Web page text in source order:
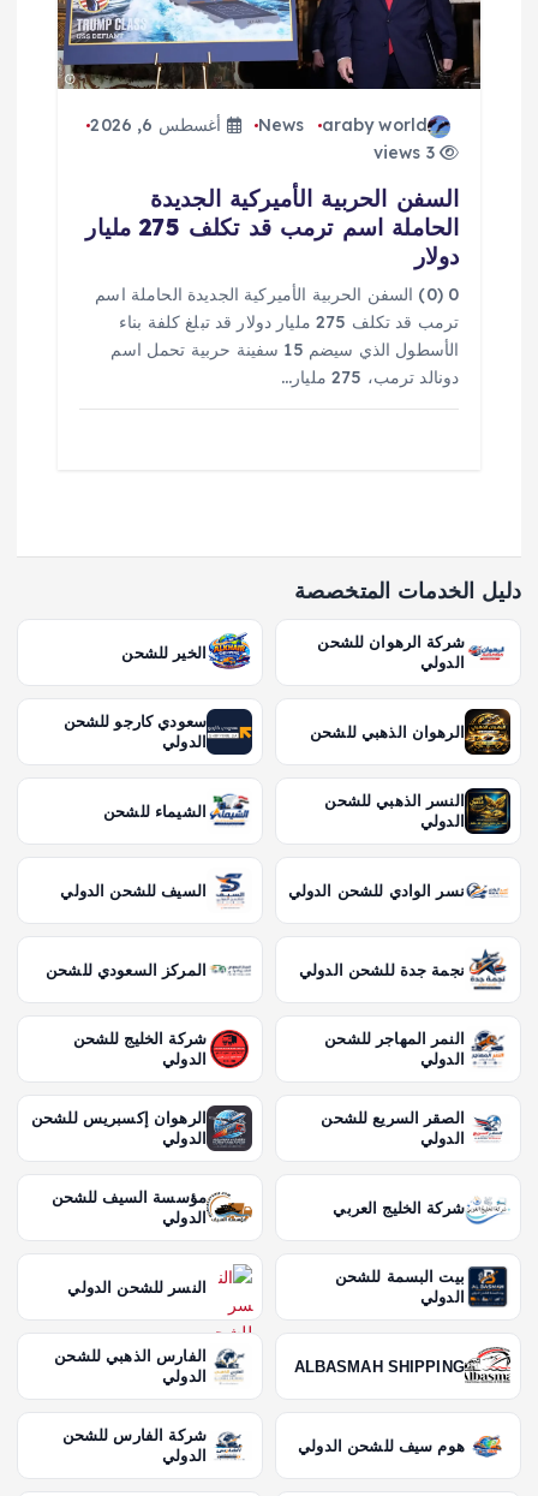
araby world
News
أغسطس 6, 2026
3 views
السفن الحربية الأميركية الجديدة
الحاملة اسم ترمب قد تكلف 275 مليار
دولار
0 (0) السفن الحربية الأميركية الجديدة الحاملة اسم
ترمب قد تكلف 275 مليار دولار قد تبلغ كلفة بناء
الأسطول الذي سيضم 15 سفينة حربية تحمل اسم
دونالد ترمب، 275 مليار…
دليل الخدمات المتخصصة
شركة الرهوان للشحن
الدولي
الخير للشحن
الرهوان الذهبي للشحن
سعودي كارجو للشحن
الدولي
النسر الذهبي للشحن
الدولي
الشيماء للشحن
نسر الوادي للشحن الدولي السيف للشحن الدولي
نجمة جدة للشحن الدولي المركز السعودي للشحن
النمر المهاجر للشحن
الدولي
شركة الخليج للشحن
الدولي
الصقر السريع للشحن
الدولي
الرهوان إكسبريس للشحن
الدولي
شركة الخليج العربي
مؤسسة السيف للشحن
الدولي
بيت البسمة للشحن
الدولي
النسر للشحن الدولي
ALBASMAH SHIPPING
الفارس الذهبي للشحن
الدولي
هوم سيف للشحن الدولي
شركة الفارس للشحن
الدولي